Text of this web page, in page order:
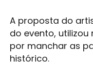
A proposta do
do evento,
por manchar as
histórico.